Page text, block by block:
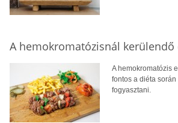
A hemokromatózisnál kerülendő
A hemokromatózis
fontos a diéta
fogyasztani.